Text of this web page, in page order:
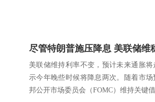
尽管特朗普施压降息 美联储维
美联储维持利率不变，预计未来通胀
示今年晚些时候将降息两次。随着市
邦公开市场委员会（FOMC）维持关键